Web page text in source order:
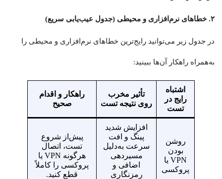
۲. خطاهای نرم‌افزاری و محیطی (جدول عیب‌یابی سریع)
در جدول زیر می‌توانید رایج‌ترین خطاهای نرم‌افزاری و محیطی را
به‌همراه راهکار آن‌ها ببینید:
اشتباه
رایج در
تست
تأثیر مخرب
روی نتیجه تست
راهکار و اقدام
صحیح
روشن
بودن
VPN یا
پروکسی
افزایش شدید
پینگ و افت
سرعت به‌دلیل
مسیردهی
اضافی و
رمزنگاری
پیش‌از شروع
تست، اتصال
هرگونه VPN یا
پروکسی را کاملاً
قطع کنید.